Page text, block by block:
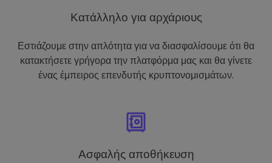
Κατάλληλο για αρχάριους
Εστιάζουμε στην απλότητα για να διασφαλίσουμε ότι θα
κατακτήσετε γρήγορα την πλατφόρμα μας και θα γίνετε
ένας έμπειρος επενδυτής κρυπτονομισμάτων.
Ασφαλής αποθήκευση